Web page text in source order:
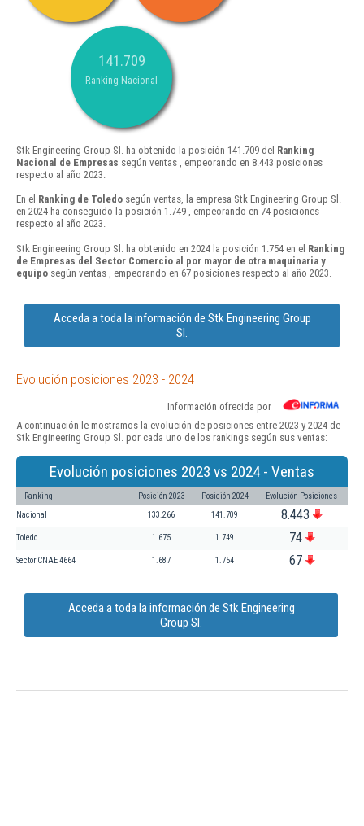
141.709
Ranking Nacional
Stk Engineering Group Sl. ha obtenido la posición 141.709 del Ranking
Nacional de Empresas según ventas , empeorando en 8.443 posiciones
respecto al año 2023.
En el Ranking de Toledo según ventas, la empresa Stk Engineering Group Sl.
en 2024 ha conseguido la posición 1.749 , empeorando en 74 posiciones
respecto al año 2023.
Stk Engineering Group Sl. ha obtenido en 2024 la posición 1.754 en el Ranking
de Empresas del Sector Comercio al por mayor de otra maquinaria y
equipo según ventas , empeorando en 67 posiciones respecto al año 2023.
Acceda a toda la información de Stk Engineering Group
Sl.
Evolución posiciones 2023 - 2024
Información ofrecida por
A continuación le mostramos la evolución de posiciones entre 2023 y 2024 de
Stk Engineering Group Sl. por cada uno de los rankings según sus ventas:
Evolución posiciones 2023 vs 2024 - Ventas
Ranking Posición 2023 Posición 2024 Evolución Posiciones
Nacional 133.266 141.709 8.443
Toledo 1.675 1.749 74
Sector CNAE 4664 1.687 1.754 67
Acceda a toda la información de Stk Engineering
Group Sl.